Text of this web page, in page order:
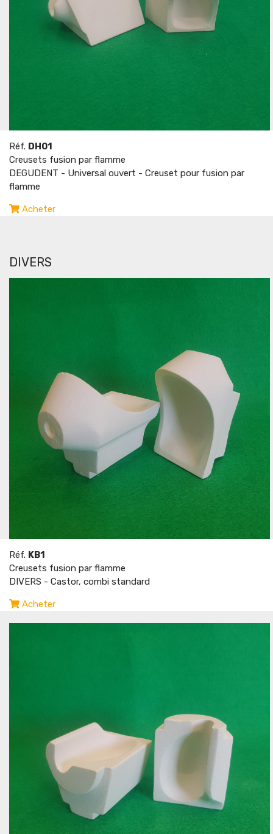
Réf. DH01
Creusets fusion par flamme
DEGUDENT - Universal ouvert - Creuset pour fusion par
flamme
Acheter
DIVERS
Réf. KB1
Creusets fusion par flamme
DIVERS - Castor, combi standard
Acheter